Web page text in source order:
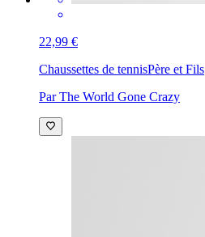
22,99 €
Chaussettes de tennisPère et Fils
Par The World Gone Crazy